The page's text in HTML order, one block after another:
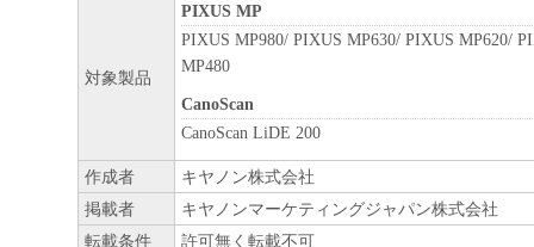
対象製品
PIXUS MP
PIXUS MP980/ PIXUS MP630/ PIXUS MP620/
MP480
CanoScan
CanoScan LiDE 200
作成者
キヤノン株式会社
掲載者
キヤノンマーケティングジャパン株式会社
転載条件
許可無く転載不可